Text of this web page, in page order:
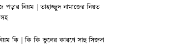
পড়ার নিয়ম | তাহাজ্জুদ নামাজের নিয়ত
সহ
কি | কি কি ভুলের কারণে সাহু সিজদা